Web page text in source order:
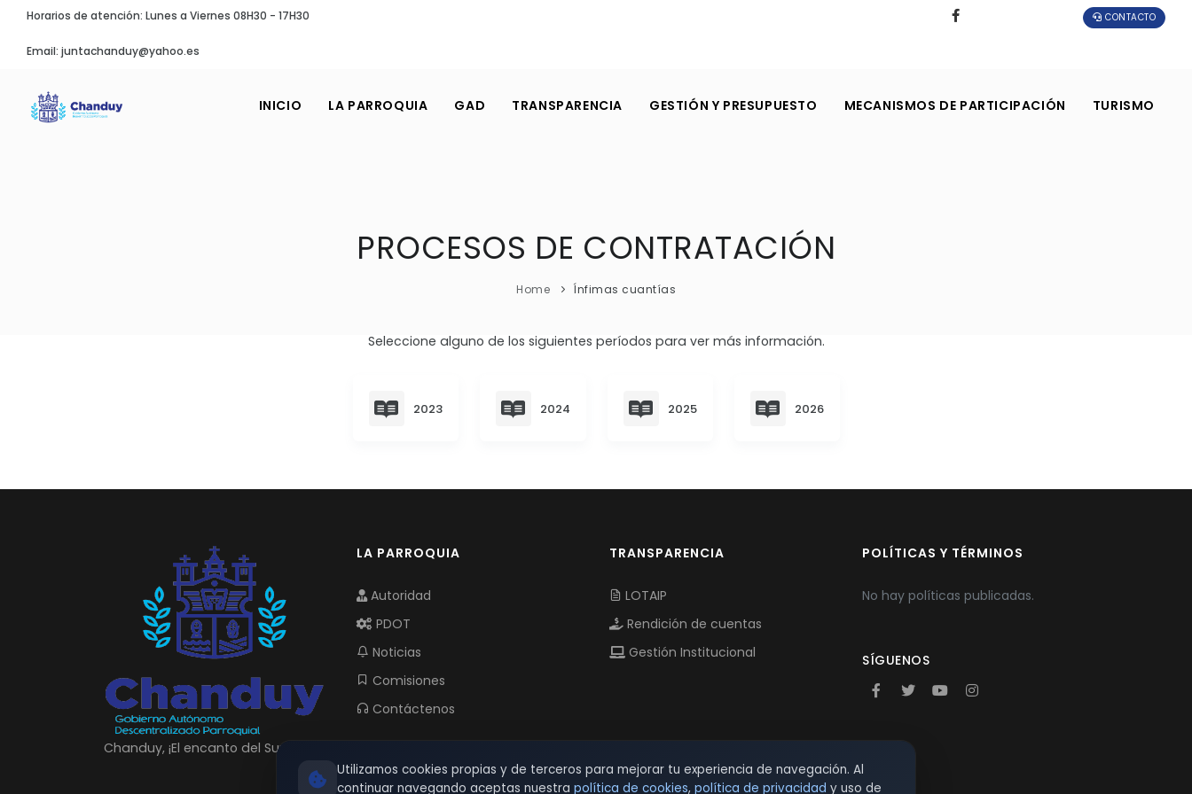
Horarios de atención: Lunes a Viernes 08H30 - 17H30
Email: juntachanduy@yahoo.es
CONTACTO
INICIO LA PARROQUIA GAD TRANSPARENCIA GESTIÓN Y PRESUPUESTO MECANISMOS DE PARTICIPACIÓN TURISMO
PROCESOS DE CONTRATACIÓN
Home Ínfimas cuantías
Seleccione alguno de los siguientes períodos para ver más información.
2023 2024 2025 2026
Chanduy, ¡El encanto del Sur!
LA PARROQUIA
Autoridad
PDOT
Noticias
Comisiones
Contáctenos
TRANSPARENCIA
LOTAIP
Rendición de cuentas
Gestión Institucional
POLÍTICAS Y TÉRMINOS
No hay políticas publicadas.
SÍGUENOS
Utilizamos cookies propias y de terceros para mejorar tu experiencia de navegación. Al
continuar navegando aceptas nuestra política de cookies, política de privacidad y uso de